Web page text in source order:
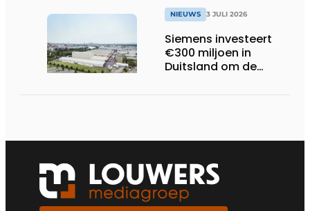
NIEUWS 3 JULI 2026
Siemens investeert
€300 miljoen in
Duitsland om de